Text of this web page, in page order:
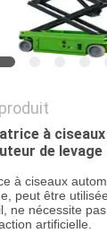
à
de
à ciseaux
peut être
ne nécessite
artificielle.